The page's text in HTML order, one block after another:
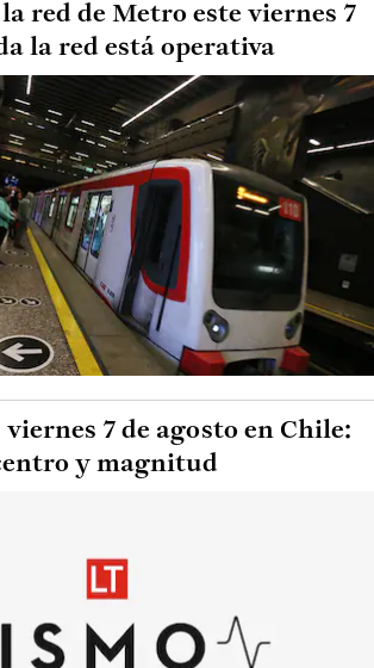
red de Metro este viernes 7
la red está operativa
7 de agosto en Chile:
y magnitud